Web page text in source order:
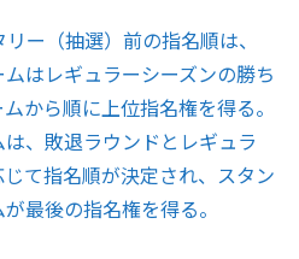
ー（抽選）前の指名順は、
はレギュラーシーズンの勝ち
から順に上位指名権を得る。
、敗退ラウンドとレギュラ
て指名順が決定され、スタン
最後の指名権を得る。